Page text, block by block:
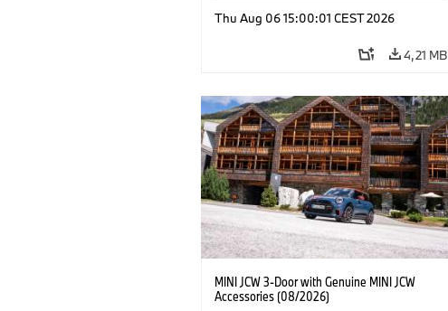
Προαιρετικός εξοπλισμός, αξεσουάρ
Thu Aug 06 15:00:01 CEST 2026
4,21 MB
MINI JCW 3-Door with Genuine MINI JCW
Accessories (08/2026)